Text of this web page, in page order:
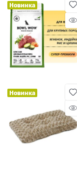
Новинка
Новинка